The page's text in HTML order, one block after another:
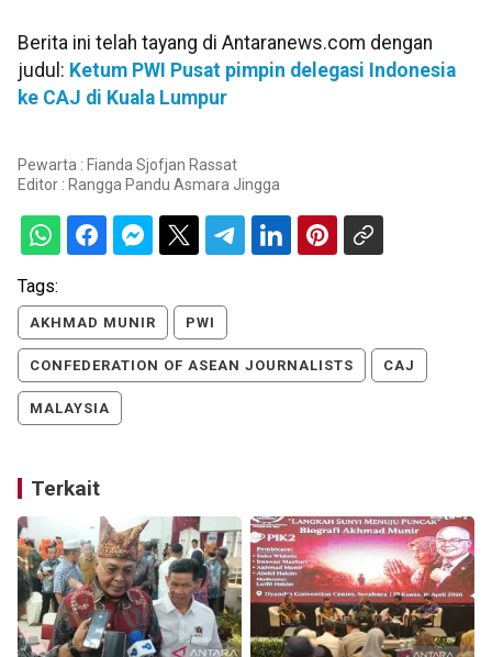
Berita ini telah tayang di Antaranews.com dengan
judul: Ketum PWI Pusat pimpin delegasi Indonesia
ke CAJ di Kuala Lumpur
Pewarta : Fianda Sjofjan Rassat
Editor : Rangga Pandu Asmara Jingga
Tags:
AKHMAD MUNIR PWI
CONFEDERATION OF ASEAN JOURNALISTS CAJ
MALAYSIA
Terkait